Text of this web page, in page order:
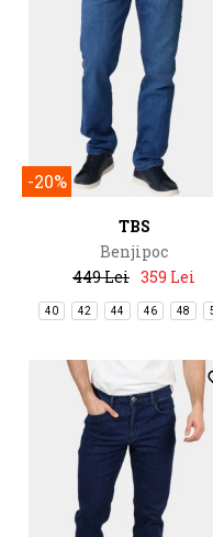
-20%
TBS
Benjipoc
449 Lei 359 Lei
40 42 44 46 48